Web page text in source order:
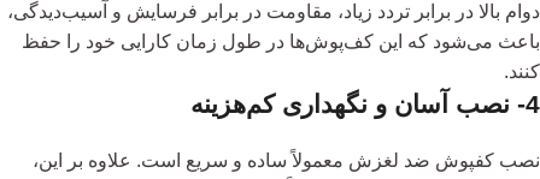
دوام بالا در برابر تردد زیاد، مقاومت در برابر فرسایش و آسیب‌دیدگی،
باعث می‌شود که این کف‌پوش‌ها در طول زمان کارایی خود را حفظ
کنند.
4- نصب آسان و نگهداری کم‌هزینه
نصب کفپوش‌ ضد لغزش معمولاً ساده و سریع است. علاوه‌ بر این،